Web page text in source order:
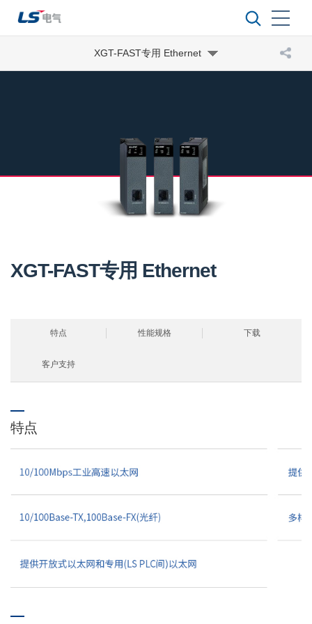
XGT-FAST专用 Ethernet
XGT-FAST专用 Ethernet
特点 性能规格 下载
客户支持
特点